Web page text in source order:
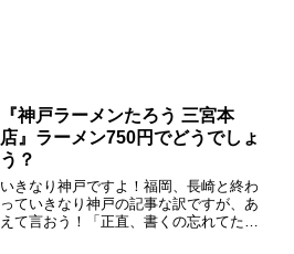
『神戸ラーメンたろう 三宮本
店』ラーメン750円でどうでしょ
う？
いきなり神戸ですよ！福岡、長崎と終わ
っていきなり神戸の記事な訳ですが、あ
えて言おう！「正直、書くの忘れてた